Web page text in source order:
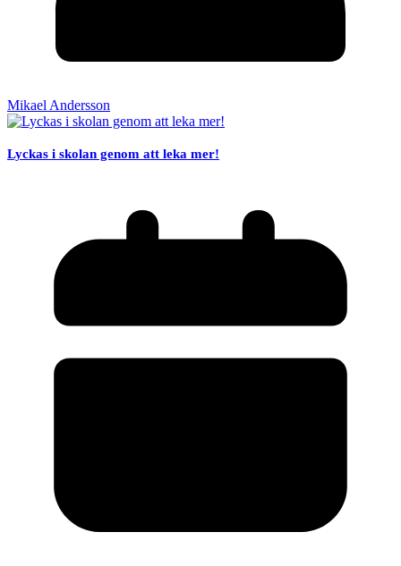
Mikael Andersson
Lyckas i skolan genom att leka mer!